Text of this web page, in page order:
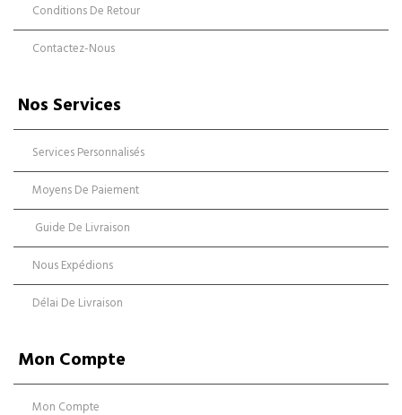
Conditions De Retour
Contactez-Nous
Nos Services
Services Personnalisés
Moyens De Paiement
Guide De Livraison
Nous Expédions
Délai De Livraison
Mon Compte
Mon Compte